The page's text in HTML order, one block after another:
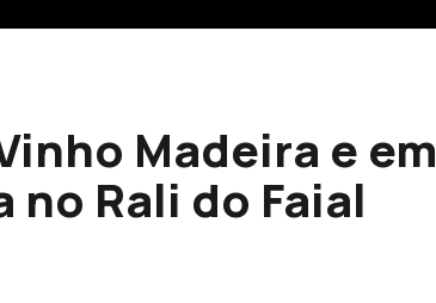
Madeira e em
Rali do Faial